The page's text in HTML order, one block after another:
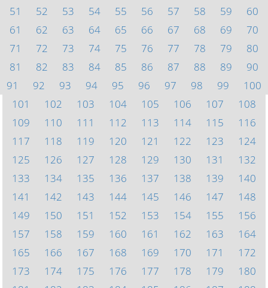
51
52 53 54 55 56 57 58 59
60
61
62 63 64 65 66 67 68 69
70
71
72 73 74 75 76 77 78 79
80
81
82 83 84 85 86 87 88 89
90
91
92 93 94 95 96 97 98 99
100
101
102 103 104 105 106 107
108
109
110 111 112 113 114 115
116
117
118 119 120 121 122 123
124
125
126 127 128 129 130 131
132
133
134 135 136 137 138 139
140
141
142 143 144 145 146 147
148
149
150 151 152 153 154 155
156
157
158 159 160 161 162 163
164
165
166 167 168 169 170 171
172
173
174 175 176 177 178 179
180